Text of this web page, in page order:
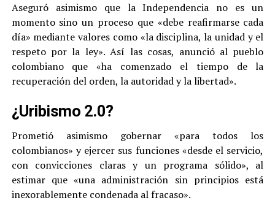
Aseguró asimismo que la Independencia no es un
momento sino un proceso que «debe reafirmarse cada
día» mediante valores como «la disciplina, la unidad y el
respeto por la ley». Así las cosas, anunció al pueblo
colombiano que «ha comenzado el tiempo de la
recuperación del orden, la autoridad y la libertad».
¿Uribismo 2.0?
Prometió asimismo gobernar «para todos los
colombianos» y ejercer sus funciones «desde el servicio,
con convicciones claras y un programa sólido», al
estimar que «una administración sin principios está
inexorablemente condenada al fracaso».